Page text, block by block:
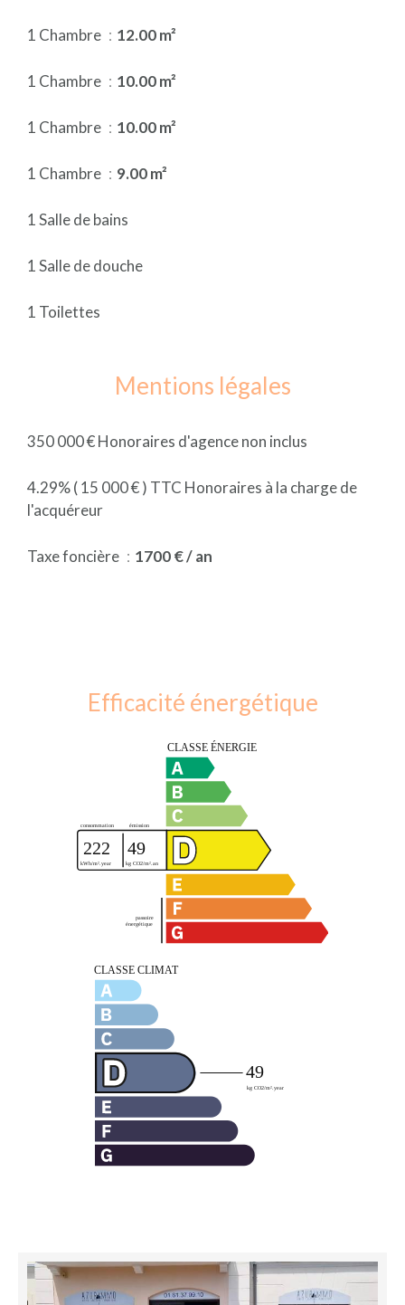
1 Chambre 12.00 m²
1 Chambre 10.00 m²
1 Chambre 10.00 m²
1 Chambre 9.00 m²
1 Salle de bains
1 Salle de douche
1 Toilettes
Mentions légales
350 000 € Honoraires d'agence non inclus
4.29% ( 15 000 € ) TTC Honoraires à la charge de
l'acquéreur
Taxe foncière 1700 € / an
Efficacité énergétique